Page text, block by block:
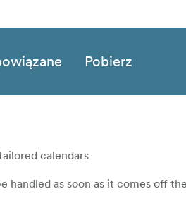
Pobierz
calendars
handled as soon as it comes off